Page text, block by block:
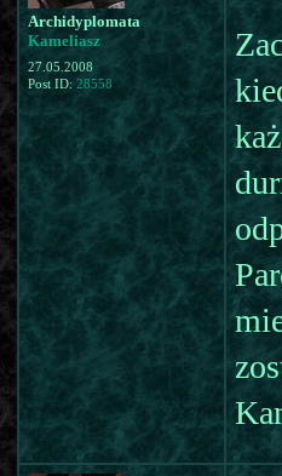
Archidyplomata
Kameliasz
27.05.2008
Post ID: 28558